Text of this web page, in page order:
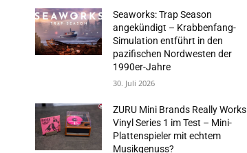
Seaworks: Trap Season
angekündigt – Krabbenfang-
Simulation entführt in den
pazifischen Nordwesten der
1990er-Jahre
30. Juli 2026
ZURU Mini Brands Really Works
Vinyl Series 1 im Test – Mini-
Plattenspieler mit echtem
Musikgenuss?